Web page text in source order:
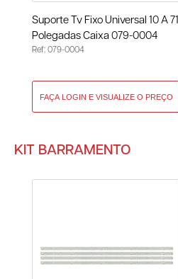
Suporte Tv Fixo Universal 10 A 71
Polegadas Caixa 079-0004
Ref: 079-0004
KIT BARRAMENTO